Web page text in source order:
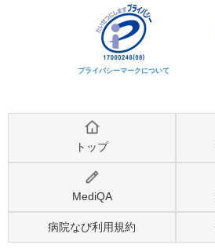
プライバシーマークについて
トップ
MediQA
病院なび利用規約